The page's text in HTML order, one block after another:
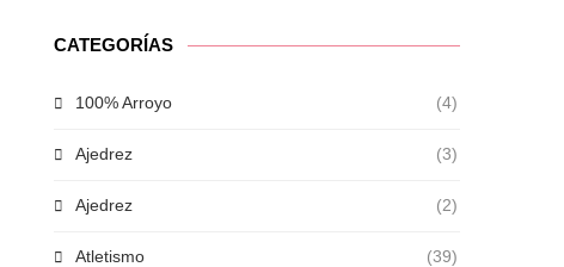
CATEGORÍAS
100% Arroyo (4)
Ajedrez (3)
Ajedrez (2)
Atletismo (39)